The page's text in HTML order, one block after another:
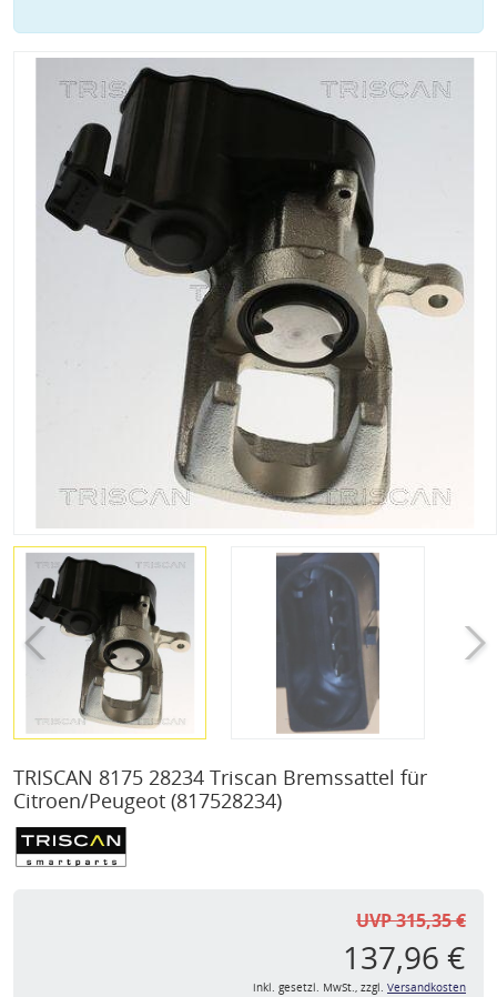
TRISCAN 8175 28234 Triscan Bremssattel für
Citroen/Peugeot (817528234)
UVP 315,35 €
137,96 €
inkl. gesetzl. MwSt., zzgl. Versandkosten